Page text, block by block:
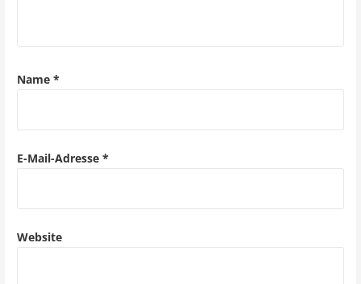
a
o
Name *
E-Mail-Adresse *
Website